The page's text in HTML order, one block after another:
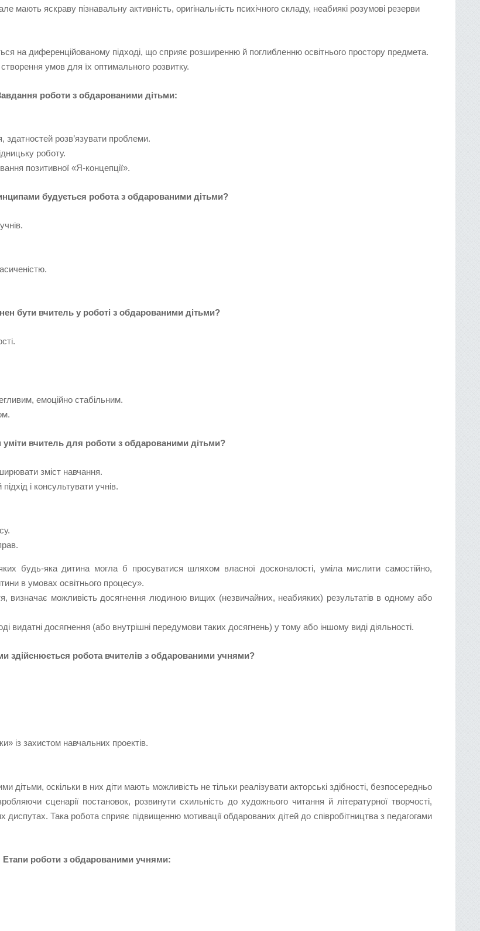
мають яскраву пізнавальну активність, оригінальність психічного складу, неабиякі розумові резерви
на диференційованому підході, що сприяє розширенню й поглибленню освітнього простору предмета.
умов для їх оптимального розвитку.
роботи з обдарованими дітьми:
здатностей розв’язувати проблеми.
роботу.
позитивної «Я-концепції».
будується робота з обдарованими дітьми?
бути вчитель у роботі з обдарованими дітьми?
емоційно стабільним.
вчитель для роботи з обдарованими дітьми?
зміст навчання.
підхід і консультувати учнів.
будь-яка дитина могла б просуватися шляхом власної досконалості, уміла мислити самостійно,
в умовах освітнього процесу».
можливість досягнення людиною вищих (незвичайних, неабияких) результатів в одному або
видатні досягнення (або внутрішні передумови таких досягнень) у тому або іншому виді діяльності.
здійснюється робота вчителів з обдарованими учнями?
із захистом навчальних проектів.
оскільки в них діти мають можливість не тільки реалізувати акторські здібності, безпосередньо
сценарії постановок, розвинути схильність до художнього читання й літературної творчості,
диспутах. Така робота сприяє підвищенню мотивації обдарованих дітей до співробітництва з педагогами
Етапи роботи з обдарованими учнями: